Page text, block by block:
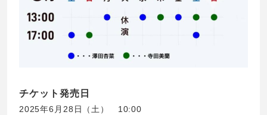
チケット発売日
2025年6月28日（土） 10:00